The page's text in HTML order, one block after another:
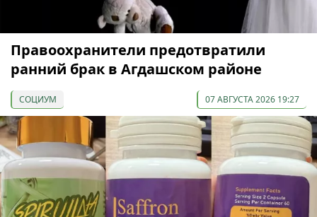
Правоохранители предотвратили
ранний брак в Агдашском районе
СОЦИУМ 07 АВГУСТА 2026 19:27